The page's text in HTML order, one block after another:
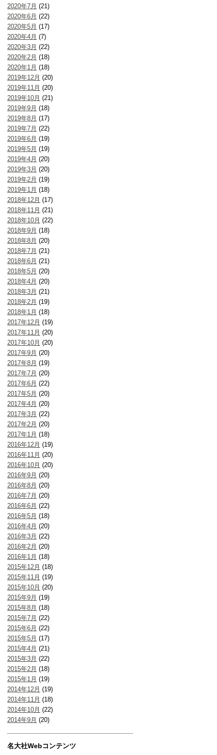
2020年7月 (21)
2020年6月 (22)
2020年5月 (17)
2020年4月 (7)
2020年3月 (22)
2020年2月 (18)
2020年1月 (18)
2019年12月 (20)
2019年11月 (20)
2019年10月 (21)
2019年9月 (18)
2019年8月 (17)
2019年7月 (22)
2019年6月 (19)
2019年5月 (19)
2019年4月 (20)
2019年3月 (20)
2019年2月 (19)
2019年1月 (18)
2018年12月 (17)
2018年11月 (21)
2018年10月 (22)
2018年9月 (18)
2018年8月 (20)
2018年7月 (21)
2018年6月 (21)
2018年5月 (20)
2018年4月 (20)
2018年3月 (21)
2018年2月 (19)
2018年1月 (18)
2017年12月 (19)
2017年11月 (20)
2017年10月 (20)
2017年9月 (20)
2017年8月 (19)
2017年7月 (20)
2017年6月 (22)
2017年5月 (20)
2017年4月 (20)
2017年3月 (22)
2017年2月 (20)
2017年1月 (18)
2016年12月 (19)
2016年11月 (20)
2016年10月 (20)
2016年9月 (20)
2016年8月 (20)
2016年7月 (20)
2016年6月 (22)
2016年5月 (18)
2016年4月 (20)
2016年3月 (22)
2016年2月 (20)
2016年1月 (18)
2015年12月 (18)
2015年11月 (19)
2015年10月 (20)
2015年9月 (19)
2015年8月 (18)
2015年7月 (22)
2015年6月 (22)
2015年5月 (17)
2015年4月 (21)
2015年3月 (22)
2015年2月 (18)
2015年1月 (19)
2014年12月 (19)
2014年11月 (18)
2014年10月 (22)
2014年9月 (20)
名大社Webコンテンツ